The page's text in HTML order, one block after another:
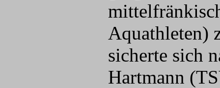
Aquathleten)
sicherte sich
Hartmann